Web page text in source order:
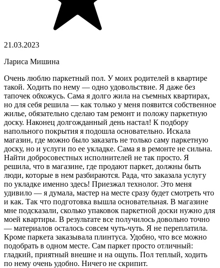
21.03.2023
Лариса Мишина
Очень люблю паркетный пол. У моих родителей в квартире
такой. Ходить по нему — одно удовольствие. Я даже без
тапочек обхожусь. Сама я долго жила на съемных квартирах,
но для себя решила — как только у меня появится собственное
жилье, обязательно сделаю там ремонт и положу паркетную
доску. Наконец долгожданный день настал! К подбору
напольного покрытия я подошла основательно. Искала
магазин, где можно было заказать не только саму паркетную
доску, но и услуги по ее укладке. Сама я в ремонте не сильна.
Найти добросовестных исполнителей не так просто. Я
решила, что в магазине, где продают паркет, должны быть
люди, которые в нем разбираются. Рада, что заказала услугу
по укладке именно здесь! Приезжал технолог. Это меня
удивило — я думала, мастер на месте сразу будет смотреть что
и как. Так что подготовка вышла основательная. В магазине
мне подсказали, сколько упаковок паркетной доски нужно для
моей квартиры. В результате все получилось довольно точно
— материалов осталось совсем чуть-чуть. Я не переплатила.
Кроме паркета заказывала плинтуса. Удобно, что все можно
подобрать в одном месте. Сам паркет просто отличный:
гладкий, приятный внешне и на ощупь. Пол теплый, ходить
по нему очень удобно. Ничего не скрипит.